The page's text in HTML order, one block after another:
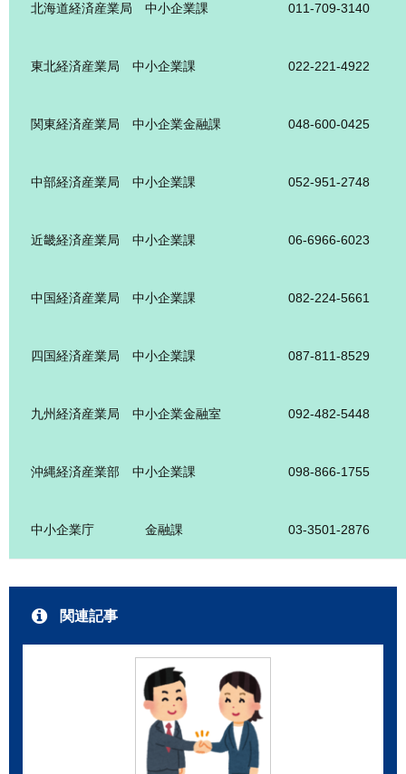
北海道経済産業局 中小企業課 011-709-3140
東北経済産業局 中小企業課 022-221-4922
関東経済産業局 中小企業金融課 048-600-0425
中部経済産業局 中小企業課 052-951-2748
近畿経済産業局 中小企業課 06-6966-6023
中国経済産業局 中小企業課 082-224-5661
四国経済産業局 中小企業課 087-811-8529
九州経済産業局 中小企業金融室 092-482-5448
沖縄経済産業部 中小企業課 098-866-1755
中小企業庁 金融課 03-3501-2876
関連記事